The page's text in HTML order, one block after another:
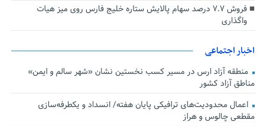
فروش ۷.۷ درصد سهام پالایش ستاره خلیج فارس روی میز هیات
واگذاری
اخبار اجتماعی
منطقه آزاد ارس در مسیر کسب نخستین نشان «شهر سالم و ایمن»
مناطق آزاد کشور
اعمال محدودیت‌های ترافیکی پایان هفته/ انسداد و یکطرفه‌سازی
مقطعی چالوس و هراز